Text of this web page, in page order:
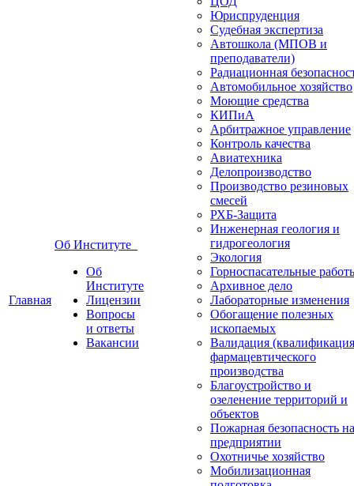
Главная
Об Институте
Об
Институте
Лицензии
Вопросы
и ответы
Вакансии
Юриспруденция
Судебная экспертиза
Автошкола (МПОВ и
преподаватели)
Радиационная
Автомобильное хозяйство
Моющие средства
КИПиА
Арбитражное управление
Контроль качества
Авиатехника
Делопроизводство
Производство резиновых
смесей
РХБ-Защита
Инженерная геология и
гидрогеология
Экология
Горноспасательные
Архивное дело
Лабораторные изменения
Обогащение полезных
ископаемых
Валидация
фармацевтического
производства
Благоустройство и
озеленение территорий и
объектов
Пожарная безопасность на
предприятии
Охотничье хозяйство
Мобилизационная